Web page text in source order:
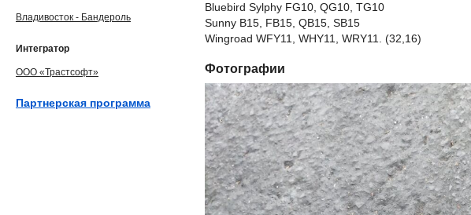
Bluebird Sylphy FG10, QG10, TG10
Sunny B15, FB15, QB15, SB15
Wingroad WFY11, WHY11, WRY11. (32,16)
Фотографии
Владивосток - Бандероль
Интегратор
ООО «Трастсофт»
Партнерская программа